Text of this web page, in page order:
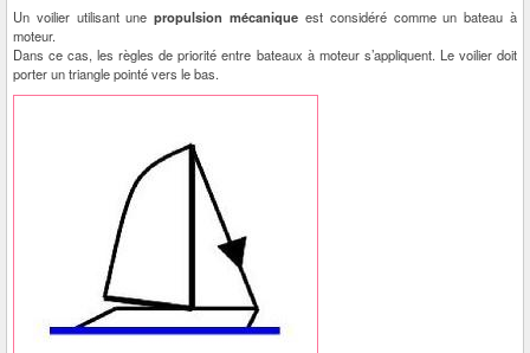
Un voilier utilisant unepropulsion mécanique est considéré comme un bateau à
moteur.
Dans ce cas, les règles de priorité entre bateaux à moteur s’appliquent. Le voilier doit
porter un triangle pointé vers le bas.